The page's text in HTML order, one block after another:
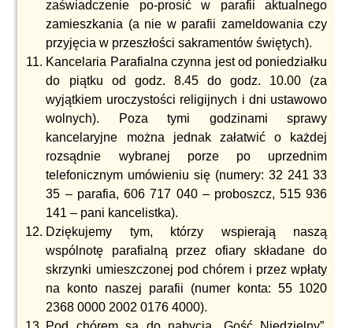
zaświadczenie po-prosić w parafii aktualnego
zamieszkania (a nie w parafii zameldowania czy
przyjęcia w przeszłości sakramentów świętych).
Kancelaria Parafialna czynna jest od poniedziałku
do piątku od godz. 8.45 do godz. 10.00 (za
wyjątkiem uroczystości religijnych i dni ustawowo
wolnych). Poza tymi godzinami sprawy
kancelaryjne można jednak załatwić o każdej
rozsądnie wybranej porze po uprzednim
telefonicznym umówieniu się (numery: 32 241 33
35 – parafia, 606 717 040 – proboszcz, 515 936
141 – pani kancelistka).
Dziękujemy tym, którzy wspierają naszą
wspólnotę parafialną przez ofiary składane do
skrzynki umieszczonej pod chórem i przez wpłaty
na konto naszej parafii (numer konta: 55 1020
2368 0000 2002 0176 4000).